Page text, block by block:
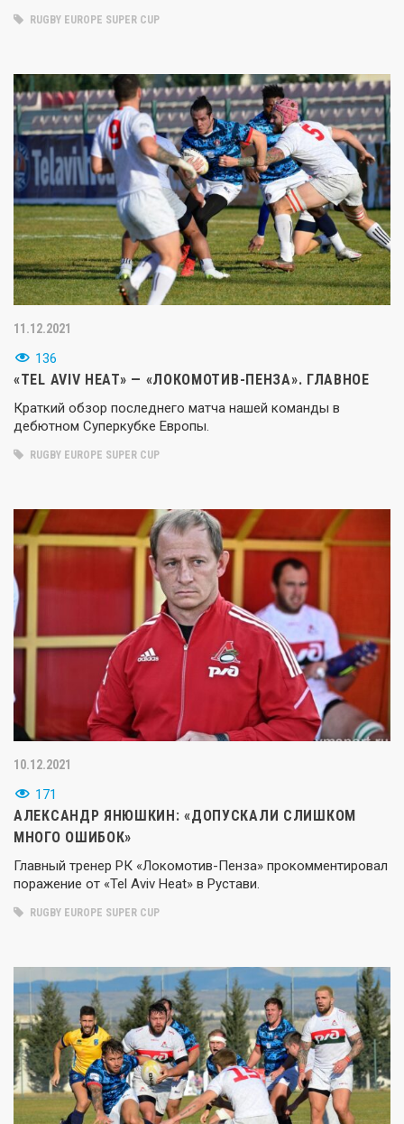
RUGBY EUROPE SUPER CUP
11.12.2021
136
«TEL AVIV HEAT» — «ЛОКОМОТИВ-ПЕНЗА». ГЛАВНОЕ
Краткий обзор последнего матча нашей команды в
дебютном Суперкубке Европы.
RUGBY EUROPE SUPER CUP
10.12.2021
171
АЛЕКСАНДР ЯНЮШКИН: «ДОПУСКАЛИ СЛИШКОМ
МНОГО ОШИБОК»
Главный тренер РК «Локомотив-Пенза» прокомментировал
поражение от «Tel Aviv Heat» в Рустави.
RUGBY EUROPE SUPER CUP